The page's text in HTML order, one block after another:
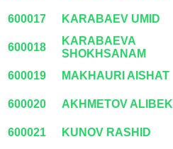
600017 KARABAEV UMID
600018
KARABAEVA
SHOKHSANAM
600019 MAKHAURI AISHAT
600020 AKHMETOV ALIBEK
600021 KUNOV RASHID